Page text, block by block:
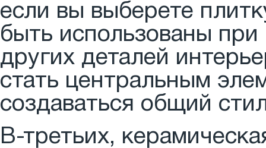
если вы выберете
быть использованы
других деталей
стать центральным
создаваться общий
В-третьих,